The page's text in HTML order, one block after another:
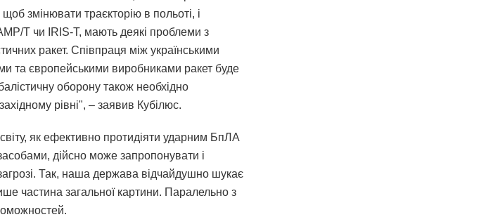
змінювати траєкторію в польоті, і
T чи IRIS-T, мають деякі проблеми з
ракет. Співпраця між українськими
та європейськими виробниками ракет буде
оборону також необхідно
рівні", – заявив Кубілюс.
як ефективно протидіяти ударним БпЛА
дійсно може запропонувати і
Так, наша держава відчайдушно шукає
частина загальної картини. Паралельно з